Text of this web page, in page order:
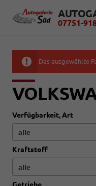
07751-
Das ausgewählte
Verfügbarkeit, Art
Kraftstoff
Getriebe